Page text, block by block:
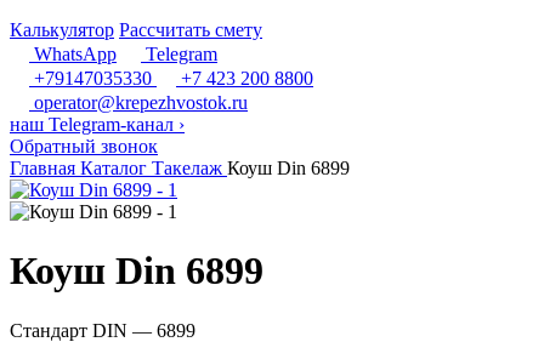
Калькулятор Рассчитать смету
WhatsApp
Telegram
+79147035330
+7 423 200 8800
operator@krepezhvostok.ru
наш Telegram-канал ›
Обратный звонок
Главная Каталог Такелаж Коуш Din 6899
Коуш Din 6899
Стандарт DIN — 6899